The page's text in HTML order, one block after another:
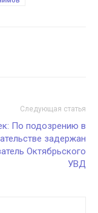
Следующая статья
По подозрению в
задержан
Октябрьского
УВД